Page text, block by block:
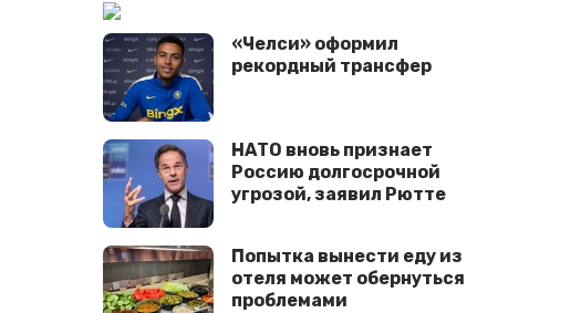
«Челси» оформил
рекордный трансфер
НАТО вновь признает
Россию долгосрочной
угрозой, заявил Рютте
Попытка вынести еду из
отеля может обернуться
проблемами